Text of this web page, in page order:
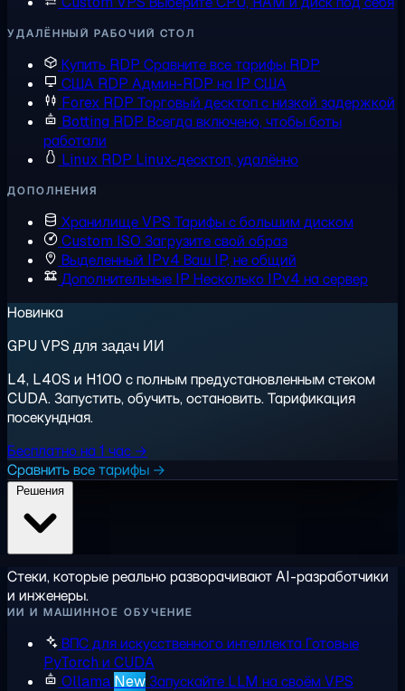
УДАЛЁННЫЙ РАБОЧИЙ СТОЛ
Купить RDP Сравните все тарифы RDP
США RDP Админ-RDP на IP США
Forex RDP Торговый десктоп с низкой задержкой
Botting RDP Всегда включено, чтобы боты
работали
Linux RDP Linux-десктоп, удалённо
ДОПОЛНЕНИЯ
Хранилище VPS Тарифы с большим диском
Custom ISO Загрузите свой образ
Выделенный IPv4 Ваш IP, не общий
Дополнительные IP Несколько IPv4 на сервер
Новинка
GPU VPS для задач ИИ
L4, L40S и H100 с полным предустановленным стеком
CUDA. Запустить, обучить, остановить. Тарификация
посекундная.
Бесплатно на 1 час →
Сравнить все тарифы →
Стеки, которые реально разворачивают AI-разработчики
и инженеры.
ИИ И МАШИННОЕ ОБУЧЕНИЕ
ВПС для искусственного интеллектаГотовые
PyTorch и CUDA
Ollama NewЗапускайте LLM на своём VPS